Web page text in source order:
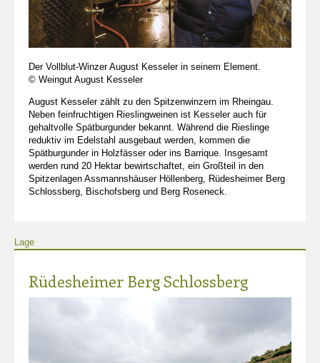
Der Vollblut-Winzer August Kesseler in seinem Element.
© Weingut August Kesseler
August Kesseler zählt zu den Spitzenwinzern im Rheingau.
Neben feinfruchtigen Rieslingweinen ist Kesseler auch für
gehaltvolle Spätburgunder bekannt. Während die Rieslinge
reduktiv im Edelstahl ausgebaut werden, kommen die
Spätburgunder in Holzfässer oder ins Barrique. Insgesamt
werden rund 20 Hektar bewirtschaftet, ein Großteil in den
Spitzenlagen Assmannshäuser Höllenberg, Rüdesheimer Berg
Schlossberg, Bischofsberg und Berg Roseneck.
Lage
Rüdesheimer Berg Schlossberg